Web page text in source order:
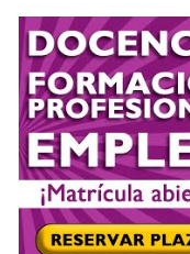
Más información
Más información
del Transportista
Más información
Editorial